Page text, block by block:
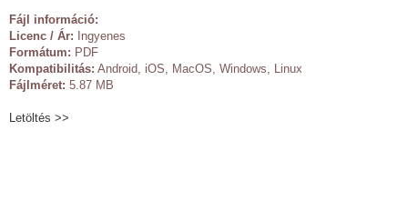
Fájl információ:
Licenc / Ár: Ingyenes
Formátum: PDF
Kompatibilitás: Android, iOS, MacOS, Windows, Linux
Fájlméret: 5.87 MB
Letöltés >>